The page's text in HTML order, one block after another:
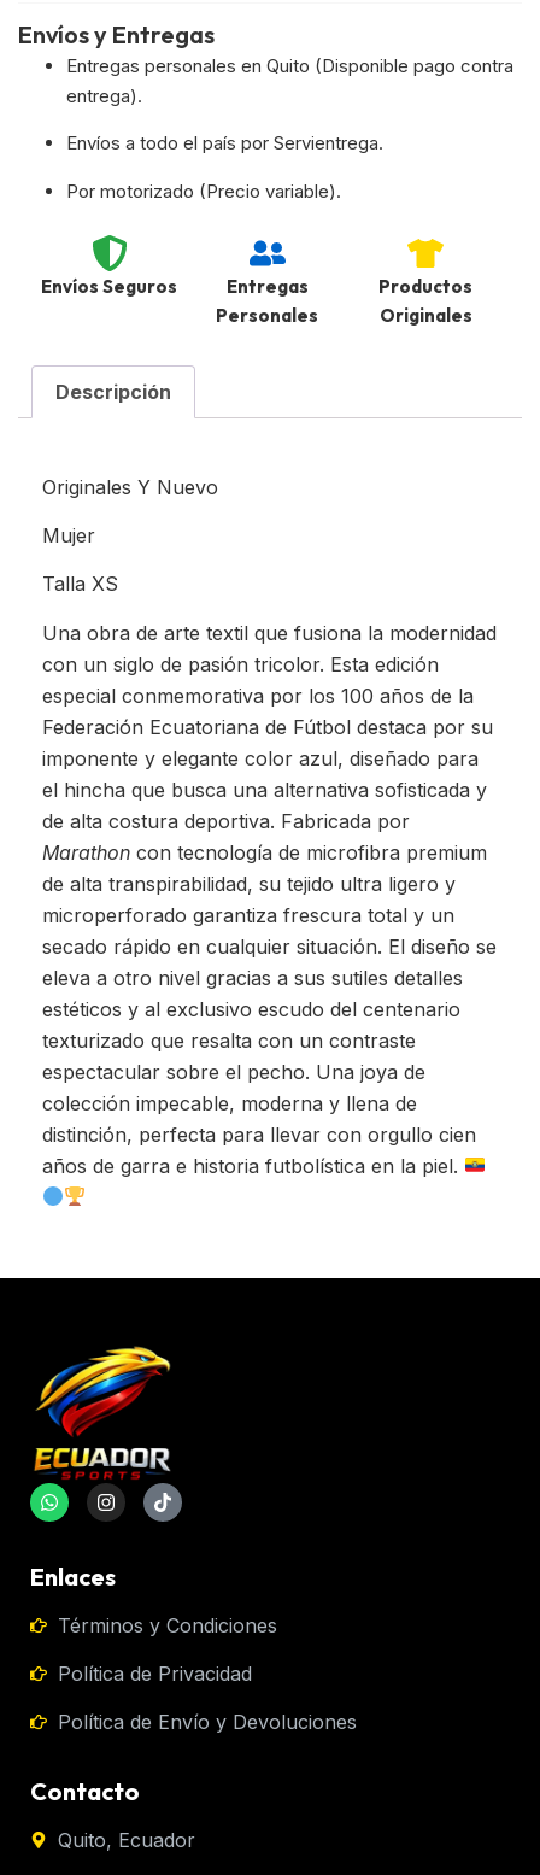
Envíos y Entregas
Entregas personales en Quito (Disponible pago contra
entrega).
Envíos a todo el país por Servientrega.
Por motorizado (Precio variable).
Envíos Seguros
Entregas
Personales
Productos
Originales
Descripción
Originales Y Nuevo
Mujer
Talla XS
Una obra de arte textil que fusiona la modernidad
con un siglo de pasión tricolor. Esta edición
especial conmemorativa por los 100 años de la
Federación Ecuatoriana de Fútbol destaca por su
imponente y elegante color azul, diseñado para
el hincha que busca una alternativa sofisticada y
de alta costura deportiva. Fabricada por
Marathon con tecnología de microfibra premium
de alta transpirabilidad, su tejido ultra ligero y
microperforado garantiza frescura total y un
secado rápido en cualquier situación. El diseño se
eleva a otro nivel gracias a sus sutiles detalles
estéticos y al exclusivo escudo del centenario
texturizado que resalta con un contraste
espectacular sobre el pecho. Una joya de
colección impecable, moderna y llena de
distinción, perfecta para llevar con orgullo cien
años de garra e historia futbolística en la piel.
Enlaces
Términos y Condiciones
Política de Privacidad
Política de Envío y Devoluciones
Contacto
Quito, Ecuador